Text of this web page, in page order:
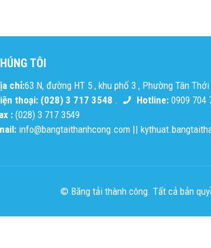
TÔI
chỉ:63 N, đường HT 5 , khu phố 3 , Phường Tân
thoại: (028) 3 717 3548 . Hotline: 0909 704
:(028) 3 717 3549
info@bangtaithanhcong.com||
© Băng tải thành công. Tất cả bản